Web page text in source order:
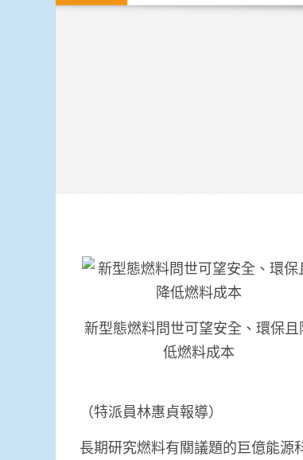
新型態燃料問世可望安全、環保且
低燃料成本
（特派員林惠貞報導）
長期研究燃料有關議題的巨億能